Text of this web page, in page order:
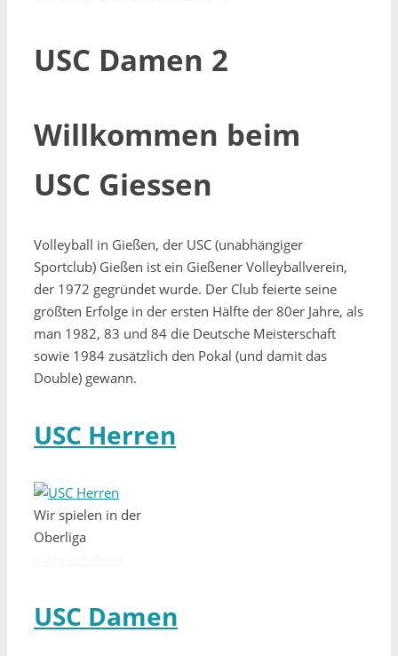
USC Damen 2
Willkommen beim
USC Giessen
Volleyball in Gießen, der USC (unabhängiger
Sportclub) Gießen ist ein Gießener Volleyballverein,
der 1972 gegründet wurde. Der Club feierte seine
größten Erfolge in der ersten Hälfte der 80er Jahre, als
man 1982, 83 und 84 die Deutsche Meisterschaft
sowie 1984 zusätzlich den Pokal (und damit das
Double) gewann.
USC Herren
Wir spielen in der
Oberliga
USC Damen